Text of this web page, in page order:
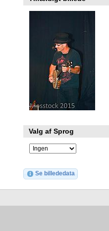
Valg af Sprog
Se billededata